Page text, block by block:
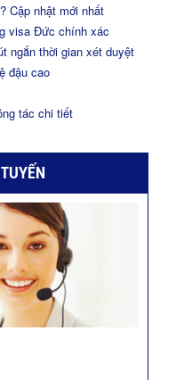
Cập nhật mới nhất
visa Đức chính xác
ngắn thời gian xét duyệt
đậu cao
tác chi tiết